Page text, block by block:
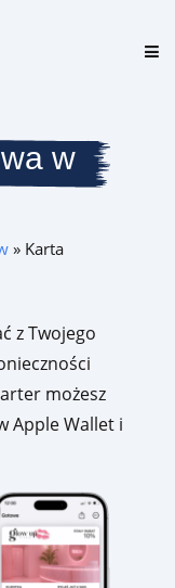
w
» Karta
z Twojego
możesz
Apple Wallet i